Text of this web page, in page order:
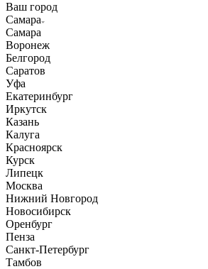
Ваш город
Самара
Самара
Воронеж
Белгород
Саратов
Уфа
Екатеринбург
Иркутск
Казань
Калуга
Красноярск
Курск
Липецк
Москва
Нижний Новгород
Новосибирск
Оренбург
Пенза
Санкт-Петербург
Тамбов